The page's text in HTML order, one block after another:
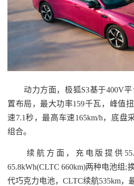
动力方面，极狐S3基于400V平
置布局，最大功率159千瓦，峰值
速7.1秒，最高车速165km/h，底盘
组合。
续航方面，充电版提供
65.8kWh(CLTC 660km)两种电池组;
代巧克力电池，CLTC续航535km，